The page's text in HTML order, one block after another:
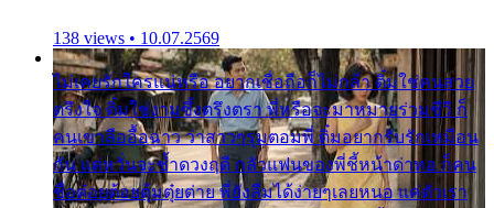
138 views • 10.07.2569
ไม่เคยรักใครแน่หรือ อยากเชื่อถือก็ไม่กล้า ติ๋มใช่คนสวย
ตรึงใจ ติ๋มใช่งามซึ้งตรึงตรา พี่หรือจะมาหมายร่วมชีวี ก็
คนเขาลืออื้อฉาว ว่าสาวๆรุมตอมพี่ ติ๋มอยากรับรักเหมือน
กัน แต่หวั่นจะช้ำดวงฤดี กลัวแฟนของพี่ชี้หน้าด่าทอ ก็คน
ชื่อต๋อยต้อยตุ้มตุ๋ยต่าย พี่ยังลืมได้ง่ายๆเลยหนอ แค่ตัวเรา